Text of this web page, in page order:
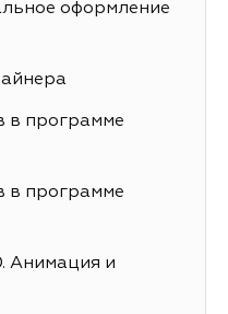
оформление
в программе
в программе
Анимация и